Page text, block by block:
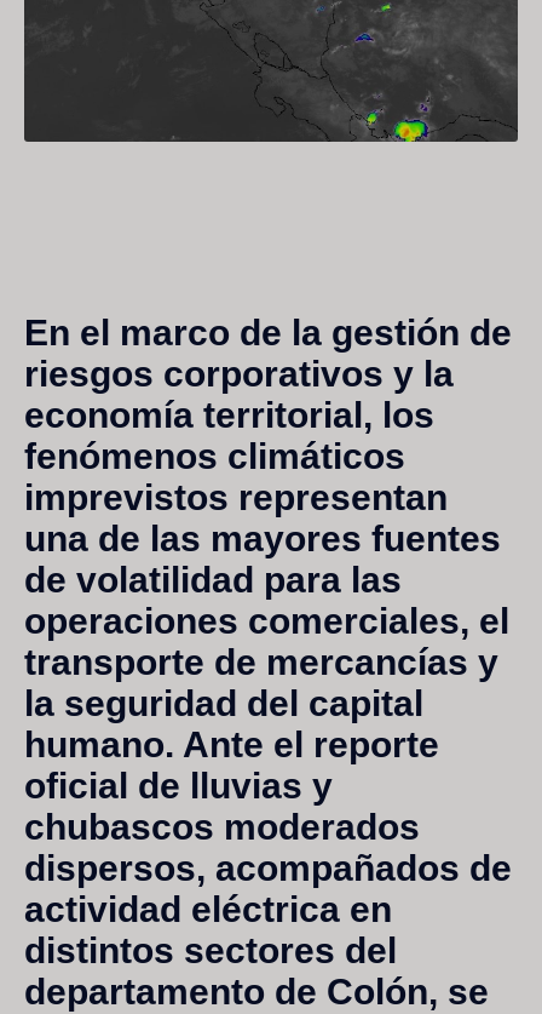
En el marco de la gestión de
riesgos corporativos y la
economía territorial, los
fenómenos climáticos
imprevistos representan
una de las mayores fuentes
de volatilidad para las
operaciones comerciales, el
transporte de mercancías y
la seguridad del capital
humano. Ante el reporte
oficial de lluvias y
chubascos moderados
dispersos, acompañados de
actividad eléctrica en
distintos sectores del
departamento de Colón, se